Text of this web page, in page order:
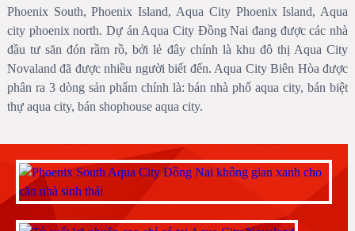
Phoenix South, Phoenix Island, Aqua City Phoenix Island, Aqua
city phoenix north. Dự án Aqua City Đồng Nai đang được các nhà
đầu tư săn đón rầm rồ, bởi lẻ đây chính là khu đô thị Aqua City
Novaland đã được nhiều người biết đến. Aqua City Biên Hòa được
phân ra 3 dòng sản phẩm chính là: bán nhà phố aqua city, bán biệt
thự aqua city, bán shophouse aqua city.
Aqua Sport Complex tiện ích dự án khu đô thị Aqua City
Đồng Nai
Dữ chỗ nhà phố có hoàn lại của Aqua City của Novaland